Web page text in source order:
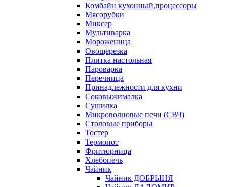
Комбайн кухонный,процессоры
Мясорубки
Миксер
Мультиварка
Мороженица
Овощерезка
Плитка настольная
Пароварка
Перечница
Принадлежности для кухни
Соковыжималка
Сушилка
Микроволновые печи (СВЧ)
Столовые приборы
Тостер
Термопот
Фритюрница
Хлебопечь
Чайник
Чайник ДОБРЫНЯ